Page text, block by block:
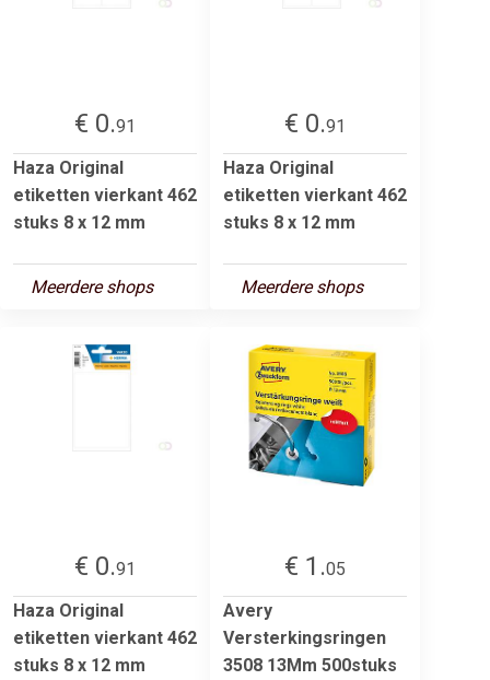
€ 0.91
Haza Original
etiketten vierkant 462
stuks 8 x 12 mm
Meerdere shops
€ 0.91
Haza Original
etiketten vierkant 462
stuks 8 x 12 mm
Meerdere shops
€ 0.91
Haza Original
etiketten vierkant 462
stuks 8 x 12 mm
€ 1.05
Avery
Versterkingsringen
3508 13Mm 500stuks